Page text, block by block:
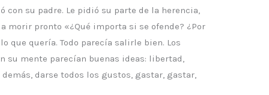
con su padre. Le pidió su parte de la herencia,
morir pronto «¿Qué importa si se ofende? ¿Por
que quería. Todo parecía salirle bien. Los
su mente parecían buenas ideas: libertad,
darse todos los gustos, gastar, gastar,